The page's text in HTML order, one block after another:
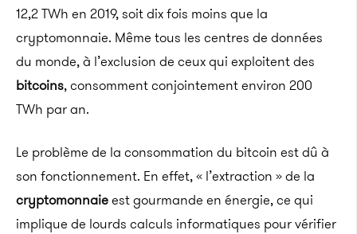
12,2 TWh en 2019, soit dix fois moins que la
cryptomonnaie. Même tous les centres de données
du monde, à l’exclusion de ceux qui exploitent des
bitcoins, consomment conjointement environ 200
TWh par an.
Le problème de la consommation du bitcoin est dû à
son fonctionnement. En effet, « l’extraction » de la
cryptomonnaieest gourmande en énergie, ce qui
implique de lourds calculs informatiques pour vérifier